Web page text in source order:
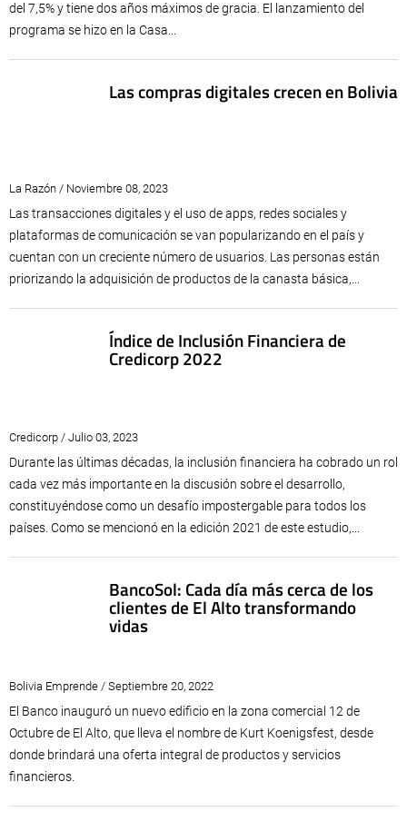
del 7,5% y tiene dos años máximos de gracia. El lanzamiento del
programa se hizo en la Casa...
Las compras digitales crecen en Bolivia
La Razón / Noviembre 08, 2023
Las transacciones digitales y el uso de apps, redes sociales y
plataformas de comunicación se van popularizando en el país y
cuentan con un creciente número de usuarios. Las personas están
priorizando la adquisición de productos de la canasta básica,...
Índice de Inclusión Financiera de
Credicorp 2022
Credicorp / Julio 03, 2023
Durante las últimas décadas, la inclusión financiera ha cobrado un rol
cada vez más importante en la discusión sobre el desarrollo,
constituyéndose como un desafío impostergable para todos los
países. Como se mencionó en la edición 2021 de este estudio,...
BancoSol: Cada día más cerca de los
clientes de El Alto transformando
vidas
Bolivia Emprende / Septiembre 20, 2022
El Banco inauguró un nuevo edificio en la zona comercial 12 de
Octubre de El Alto, que lleva el nombre de Kurt Koenigsfest, desde
donde brindará una oferta integral de productos y servicios
financieros.